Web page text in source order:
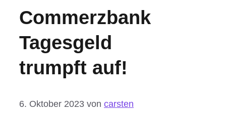
Commerzbank
Tagesgeld
trumpft auf!
6. Oktober 2023 von carsten